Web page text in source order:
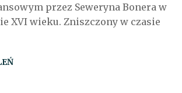
przez Seweryna Bonera w
XVI wieku. Zniszczony w czasie